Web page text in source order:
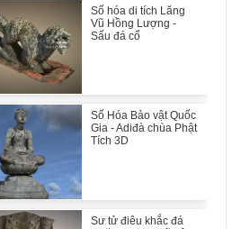
Số hóa di tích Lăng
Vũ Hồng Lượng -
Sấu đá cổ
Số Hóa Bảo vật Quốc
Gia - Adiđà chùa Phật
Tích 3D
Sư tử điêu khắc đá